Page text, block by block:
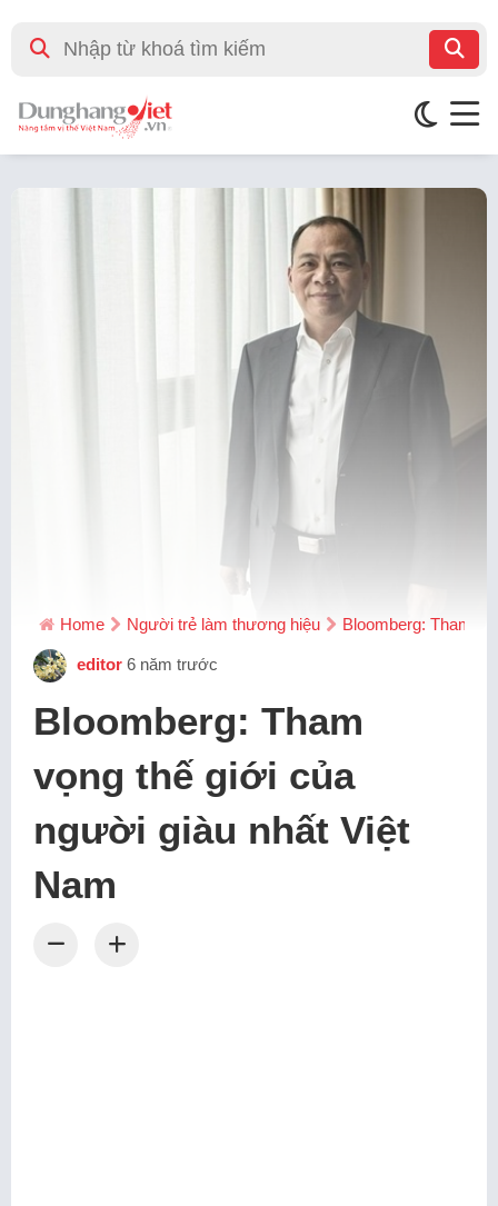
Home Người trẻ làm thương hiệu Bloomberg: Tham
editor 6 năm trước
Bloomberg: Tham
vọng thế giới của
người giàu nhất Việt
Nam